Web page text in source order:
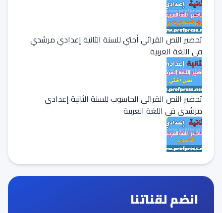
تحضير النص القرائي أختي للسنة الثانية إعدادي مرشدي
في اللغة العربية
تحضير النص القرائي الحاسوب للسنة الثانية إعدادي
مرشدي في اللغة العربية
انضم لقناتنا